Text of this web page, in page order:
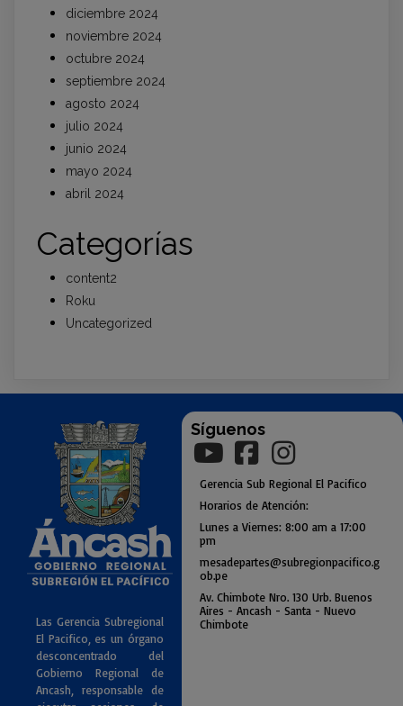
diciembre 2024
noviembre 2024
octubre 2024
septiembre 2024
agosto 2024
julio 2024
junio 2024
mayo 2024
abril 2024
Categorías
content2
Roku
Uncategorized
Las Gerencia Subregional
El Pacifico, es un órgano
desconcentrado del
Gobierno Regional de
Ancash, responsable de
Síguenos
Gerencia Sub Regional El Pacifico
Horarios de Atención:
Lunes a Viernes: 8:00 am a 17:00
pm
mesadepartes@subregionpacifico.g
ob.pe
Av. Chimbote Nro. 130 Urb. Buenos
Aires - Ancash - Santa - Nuevo
Chimbote